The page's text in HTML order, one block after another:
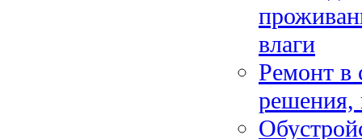
влаги
Ремонт в
решения,